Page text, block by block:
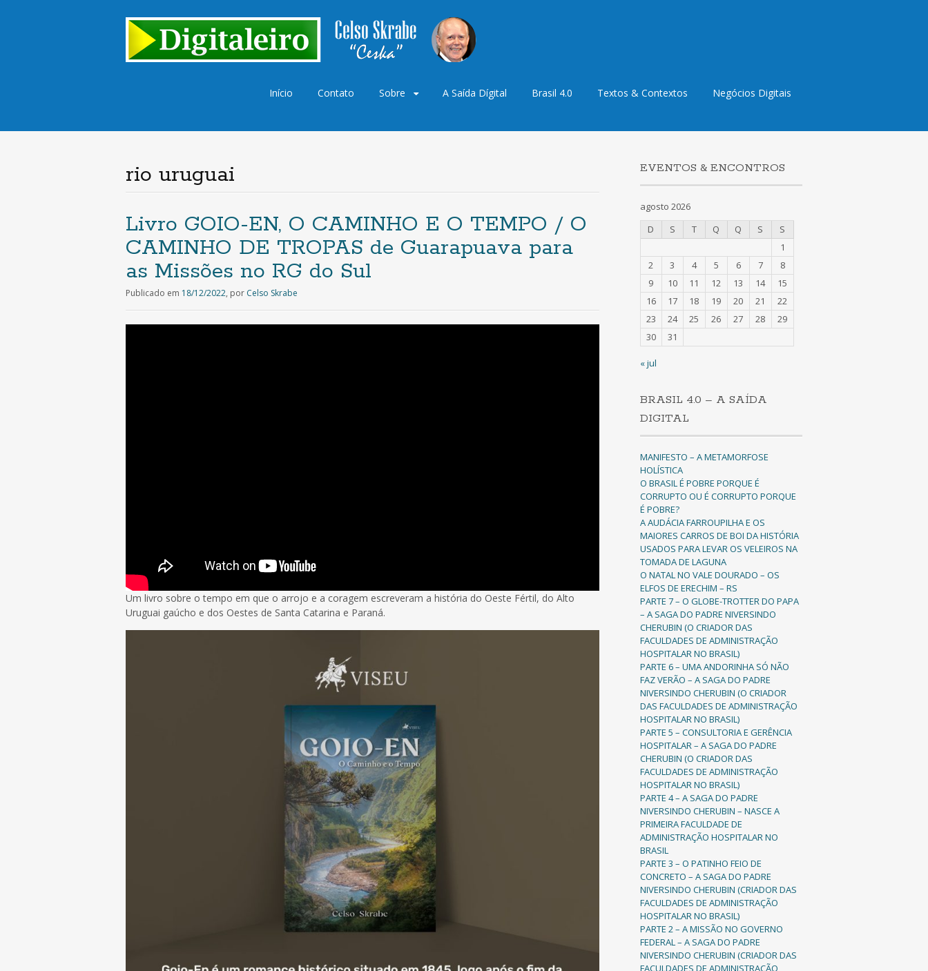
Saltar
Início Contato Sobre A Saída Dígital Brasil 4.0 Textos & Contextos Negócios Digitais
rio uruguai
Livro GOIO-EN, O CAMINHO E O TEMPO / O
CAMINHO DE TROPAS de Guarapuava para
as Missões no RG do Sul
Publicado em 18/12/2022, por Celso Skrabe
Um livro sobre o tempo em que o arrojo e a coragem escreveram a história do Oeste Fértil, do Alto
Uruguai gaúcho e dos Oestes de Santa Catarina e Paraná.
EVENTOS & ENCONTROS
agosto 2026
D
S T Q Q S
S
1
2
3 4 5 6 7
8
9
10 11 12 13 14
15
16
17 18 19 20 21
22
23
24 25 26 27 28
29
30
31
« jul
BRASIL 4.0 – A SAÍDA
DIGITAL
MANIFESTO – A METAMORFOSE
HOLÍSTICA
O BRASIL É POBRE PORQUE É
CORRUPTO OU É CORRUPTO PORQUE
É POBRE?
A AUDÁCIA FARROUPILHA E OS
MAIORES CARROS DE BOI DA HISTÓRIA
USADOS PARA LEVAR OS VELEIROS NA
TOMADA DE LAGUNA
O NATAL NO VALE DOURADO – OS
ELFOS DE ERECHIM – RS
PARTE 7 – O GLOBE-TROTTER DO PAPA
– A SAGA DO PADRE NIVERSINDO
CHERUBIN (O CRIADOR DAS
FACULDADES DE ADMINISTRAÇÃO
HOSPITALAR NO BRASIL)
PARTE 6 – UMA ANDORINHA SÓ NÃO
FAZ VERÃO – A SAGA DO PADRE
NIVERSINDO CHERUBIN (O CRIADOR
DAS FACULDADES DE ADMINISTRAÇÃO
HOSPITALAR NO BRASIL)
PARTE 5 – CONSULTORIA E GERÊNCIA
HOSPITALAR – A SAGA DO PADRE
CHERUBIN (O CRIADOR DAS
FACULDADES DE ADMINISTRAÇÃO
HOSPITALAR NO BRASIL)
PARTE 4 – A SAGA DO PADRE
NIVERSINDO CHERUBIN – NASCE A
PRIMEIRA FACULDADE DE
ADMINISTRAÇÃO HOSPITALAR NO
BRASIL
PARTE 3 – O PATINHO FEIO DE
CONCRETO – A SAGA DO PADRE
NIVERSINDO CHERUBIN (CRIADOR DAS
FACULDADES DE ADMINISTRAÇÃO
HOSPITALAR NO BRASIL)
PARTE 2 – A MISSÃO NO GOVERNO
FEDERAL – A SAGA DO PADRE
NIVERSINDO CHERUBIN (CRIADOR DAS
FACULDADES DE ADMINISTRAÇÃO